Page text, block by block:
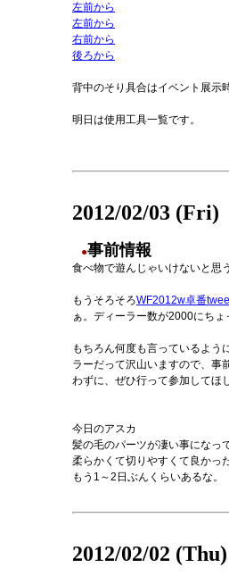
左前から
左前から
右前から
後ろから
背中のそり具合はイベント展示
明日は使用工具一覧です。
2012/02/03 (Fri)
●事前情報
食べ物で遊んじゃいけないと思
もうそろそろWF2012w卓番
ぁ。ディーラー数が2000にちょ
もちろん何度も言っているよう
ラーだって沢山いますので、事
わずに、ぜひ行って参加してほ
今日のアスカ
髪の毛のパーツが凄い事になっ
柔らかくて切りやすくて良かった
もう1～2日ぶんくらいあるな。
2012/02/02 (Thu)